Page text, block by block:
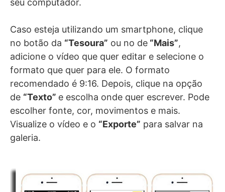
seu computador.
Caso esteja utilizando um smartphone, clique
no botão da “Tesoura” ou no de “Mais”,
adicione o vídeo que quer editar e selecione o
formato que quer para ele. O formato
recomendado é 9:16. Depois, clique na opção
de “Texto” e escolha onde quer escrever. Pode
escolher fonte, cor, movimentos e mais.
Visualize o vídeo e o “Exporte” para salvar na
galeria.